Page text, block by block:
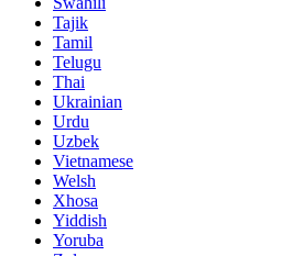
Tajik
Tamil
Telugu
Thai
Ukrainian
Urdu
Uzbek
Vietnamese
Welsh
Xhosa
Yiddish
Yoruba